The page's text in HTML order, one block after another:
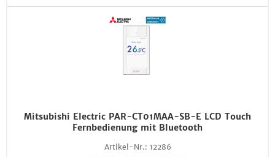
Mitsubishi Electric PAR-CT01MAA-SB-E LCD Touch
Fernbedienung mit Bluetooth
Artikel-Nr.: 12286